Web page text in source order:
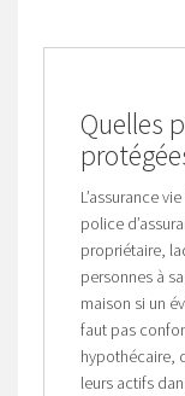
Quelles
L’assurance
police
propriétaire,
personnes à
maison si un
faut pas
hypothécaire,
leurs actifs